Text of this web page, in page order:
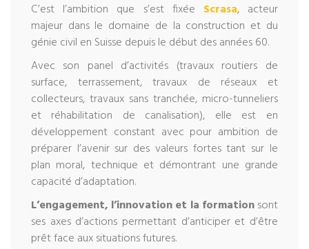
C’est l’ambition que s’est fixée Scrasa, acteur
majeur dans le domaine de la construction et du
génie civil en Suisse depuis le début des années 60.
Avec son panel d’activités (travaux routiers de
surface, terrassement, travaux de réseaux et
collecteurs, travaux sans tranchée, micro-tunneliers
et réhabilitation de canalisation), elle est en
développement constant avec pour ambition de
préparer l’avenir sur des valeurs fortes tant sur le
plan moral, technique et démontrant une grande
capacité d’adaptation.
L’engagement, l’innovation et la formationsont
ses axes d’actions permettant d’anticiper et d’être
prêt face aux situations futures.